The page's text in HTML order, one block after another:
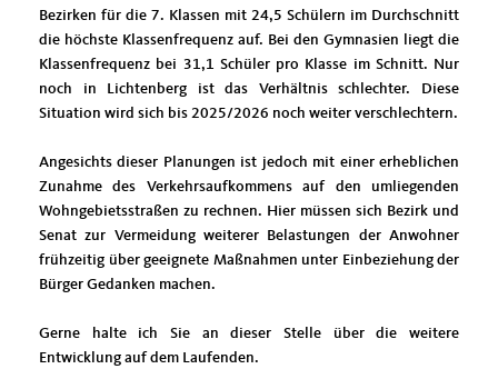
Bezirken für die 7. Klassen mit 24,5 Schülern im Durchschnitt
die höchste Klassenfrequenz auf. Bei den Gymnasien liegt die
Klassenfrequenz bei 31,1 Schüler pro Klasse im Schnitt. Nur
noch in Lichtenberg ist das Verhältnis schlechter. Diese
Situation wird sich bis 2025/2026 noch weiter verschlechtern.
Angesichts dieser Planungen ist jedoch mit einer erheblichen
Zunahme des Verkehrsaufkommens auf den umliegenden
Wohngebietsstraßen zu rechnen. Hier müssen sich Bezirk und
Senat zur Vermeidung weiterer Belastungen der Anwohner
frühzeitig über geeignete Maßnahmen unter Einbeziehung der
Bürger Gedanken machen.
Gerne halte ich Sie an dieser Stelle über die weitere
Entwicklung auf dem Laufenden.